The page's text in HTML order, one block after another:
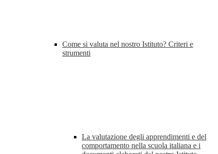
Come si valuta nel nostro Istituto? Criteri e
strumenti
La valutazione degli apprendimenti e del
comportamento nella scuola italiana e i